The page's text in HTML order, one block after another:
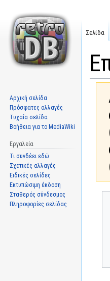
Σελίδα
Αρχική σελίδα
Πρόσφατες αλλαγές
Τυχαία σελίδα
Βοήθεια για το MediaWiki
Εργαλεία
Τι συνδέει εδώ
Σχετικές αλλαγές
Ειδικές σελίδες
Εκτυπώσιμη έκδοση
Σταθερός σύνδεσμος
Πληροφορίες σελίδας